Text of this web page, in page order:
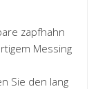
zapfhahn
Messing
Sie den lang